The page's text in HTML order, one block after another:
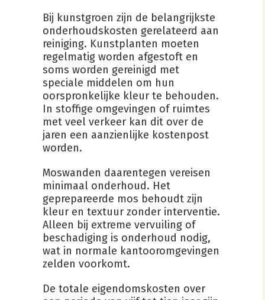
Bij kunstgroen zijn de belangrijkste
onderhoudskosten gerelateerd aan
reiniging. Kunstplanten moeten
regelmatig worden afgestoft en
soms worden gereinigd met
speciale middelen om hun
oorspronkelijke kleur te behouden.
In stoffige omgevingen of ruimtes
met veel verkeer kan dit over de
jaren een aanzienlijke kostenpost
worden.
Moswanden daarentegen vereisen
minimaal onderhoud. Het
geprepareerde mos behoudt zijn
kleur en textuur zonder interventie.
Alleen bij extreme vervuiling of
beschadiging is onderhoud nodig,
wat in normale kantooromgevingen
zelden voorkomt.
De totale eigendomskosten over